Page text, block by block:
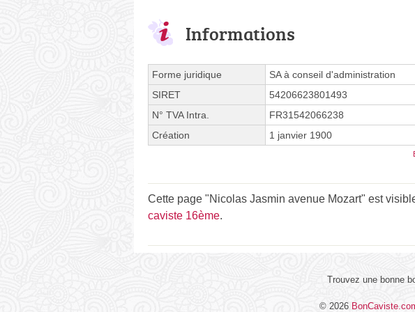
Informations
Forme juridique
SA à conseil d'administration
SIRET
54206623801493
N° TVA Intra.
FR31542066238
Création
1 janvier 1900
Cette page "Nicolas Jasmin avenue Mozart" est
caviste 16ème.
Trouvez une bonne
© 2026